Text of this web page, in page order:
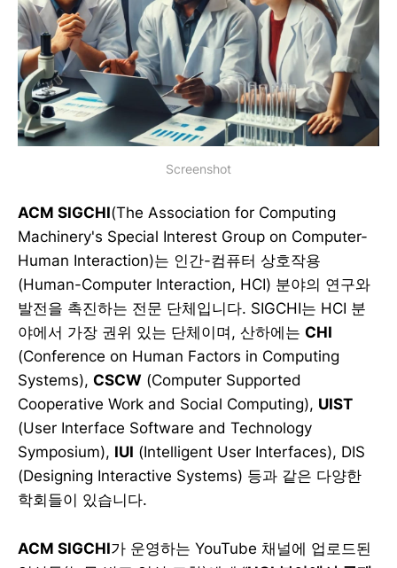
Screenshot
ACM SIGCHI(The Association for Computing
Machinery's Special Interest Group on Computer-
Human Interaction)는 인간-컴퓨터 상호작용
(Human-Computer Interaction, HCI) 분야의 연구와
발전을 촉진하는 전문 단체입니다. SIGCHI는 HCI 분
야에서 가장 권위 있는 단체이며, 산하에는 CHI
(Conference on Human Factors in Computing
Systems), CSCW (Computer Supported
Cooperative Work and Social Computing), UIST
(User Interface Software and Technology
Symposium), IUI (Intelligent User Interfaces), DIS
(Designing Interactive Systems) 등과 같은 다양한
학회들이 있습니다.
ACM SIGCHI가 운영하는 YouTube 채널에 업로드된